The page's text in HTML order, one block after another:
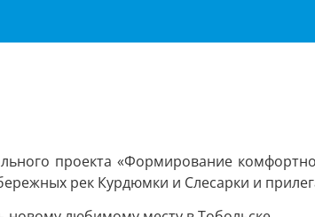
проекта «Формирование
рек Курдюмки и Слесарки и